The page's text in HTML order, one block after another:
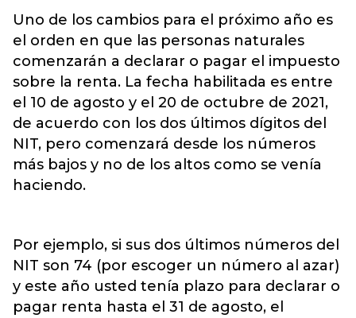
Uno de los cambios para el próximo año es
el orden en que las personas naturales
comenzarán a declarar o pagar el impuesto
sobre la renta. La fecha habilitada es entre
el 10 de agosto y el 20 de octubre de 2021,
de acuerdo con los dos últimos dígitos del
NIT, pero comenzará desde los números
más bajos y no de los altos como se venía
haciendo.
Por ejemplo, si sus dos últimos números del
NIT son 74 (por escoger un número al azar)
y este año usted tenía plazo para declarar o
pagar renta hasta el 31 de agosto, el